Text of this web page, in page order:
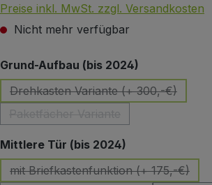
Preise inkl. MwSt. zzgl. Versandkosten
Nicht mehr verfügbar
Grund-Aufbau (bis 2024)
Drehkasten Variante (+ 300,-€)
(Diese Option ist zurzeit
(Diese Option ist zurzeit nicht
Mittlere Tür (bis 2024)
mit Briefkastenfunktion (+ 175,-€)
(Diese Option ist zurzeit